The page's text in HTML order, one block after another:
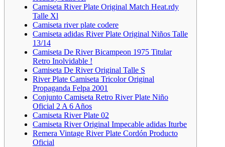
Camiseta River Plate Original Match Heat.rdy
Talle Xl
Camiseta river plate codere
Camiseta adidas River Plate Original Niños Talle
13/14
Camiseta De River Bicampeon 1975 Titular
Retro Inolvidable !
Camiseta De River Original Talle S
River Plate Camiseta Tricolor Original
Propaganda Felpa 2001
Conjunto Camiseta Retro River Plate Niño
Oficial 2 A 6 Años
Camiseta River Plate 02
Camiseta River Original Impecable adidas Iturbe
Remera Vintage River Plate Cordón Producto
Oficial